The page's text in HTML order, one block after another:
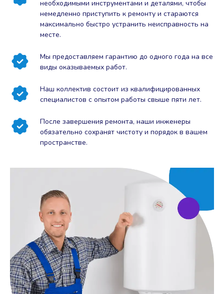
необходимыми инструментами и деталями, чтобы
немедленно приступить к ремонту и стараются
максимально быстро устранить неисправность на
месте.
Мы предоставляем гарантию до одного года на все
виды оказываемых работ.
Наш коллектив состоит из квалифицированных
специалистов с опытом работы свыше пяти лет.
После завершения ремонта, наши инженеры
обязательно сохранят чистоту и порядок в вашем
пространстве.